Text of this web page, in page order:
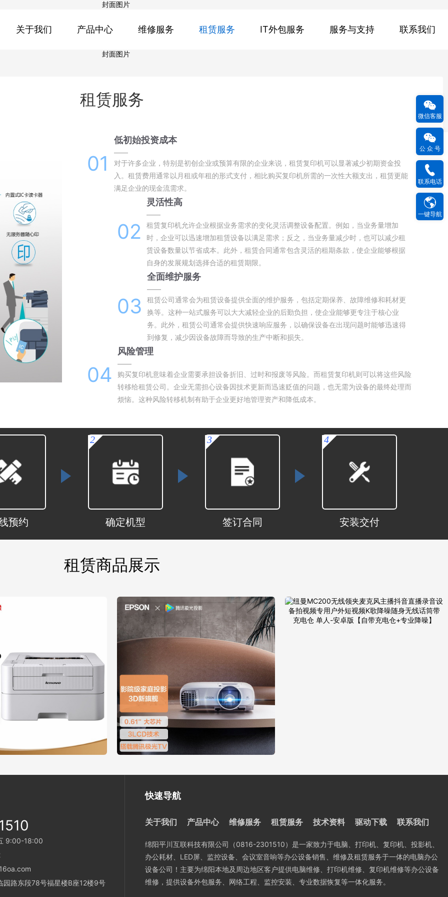
关于我们 产品中心 维修服务 租赁服务 IT外包服务 服务与支持 联系我们
租赁服务
01
低初始投资成本
——
对于许多企业，特别是初创企业或预算有限的企业来说，租赁复印机可以显著减少初期资金投
入。租赁费用通常以月租或年租的形式支付，相比购买复印机所需的一次性大额支出，租赁更能
满足企业的现金流需求。
02
灵活性高
——
租赁复印机允许企业根据业务需求的变化灵活调整设备配置。例如，当业务量增加
时，企业可以迅速增加租赁设备以满足需求；反之，当业务量减少时，也可以减少租
赁设备数量以节省成本。此外，租赁合同通常包含灵活的租期条款，使企业能够根据
自身的发展规划选择合适的租赁期限。
03
全面维护服务
——
租赁公司通常会为租赁设备提供全面的维护服务，包括定期保养、故障维修和耗材更
换等。这种一站式服务可以大大减轻企业的后勤负担，使企业能够更专注于核心业
务。此外，租赁公司通常会提供快速响应服务，以确保设备在出现问题时能够迅速得
到修复，减少因设备故障而导致的生产中断和损失。
04
风险管理
——
购买复印机意味着企业需要承担设备折旧、过时和报废等风险。而租赁复印机则可以将这些风险
转移给租赁公司。企业无需担心设备因技术更新而迅速贬值的问题，也无需为设备的最终处理而
烦恼。这种风险转移机制有助于企业更好地管理资产和降低成本。
预约
2
确定机型
3
签订合同
4
安装交付
租赁商品展示
9:00-18:00
园路东段78号福星楼B座12楼9号
快速导航
关于我们 产品中心 维修服务 租赁服务 技术资料 驱动下载 联系我们
绵阳平川互联科技有限公司（0816-2301510）是一家致力于电脑、打印机、复印机、投影机、
办公耗材、LED屏、监控设备、会议室音响等办公设备销售、维修及租赁服务于一体的电脑办公
设备公司！主要为绵阳本地及周边地区客户提供电脑维修、打印机维修、复印机维修等办公设备
维修，提供设备外包服务、网络工程、监控安装、专业数据恢复等一体化服务。
微信客服
公 众 号
联系电话
一键导航